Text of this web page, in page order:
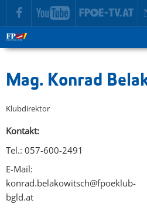
zur Hauptnavigation springen
zum Inhalt springen
Mag. Konrad
Klubdirektor
Kontakt:
Tel.: 057-600-2491
E-Mail:
konrad.belakowitsch@fpoeklub-
bgld.at